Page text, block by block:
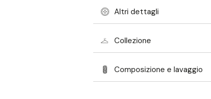
Altri dettagli
Collezione
Composizione e lavaggio